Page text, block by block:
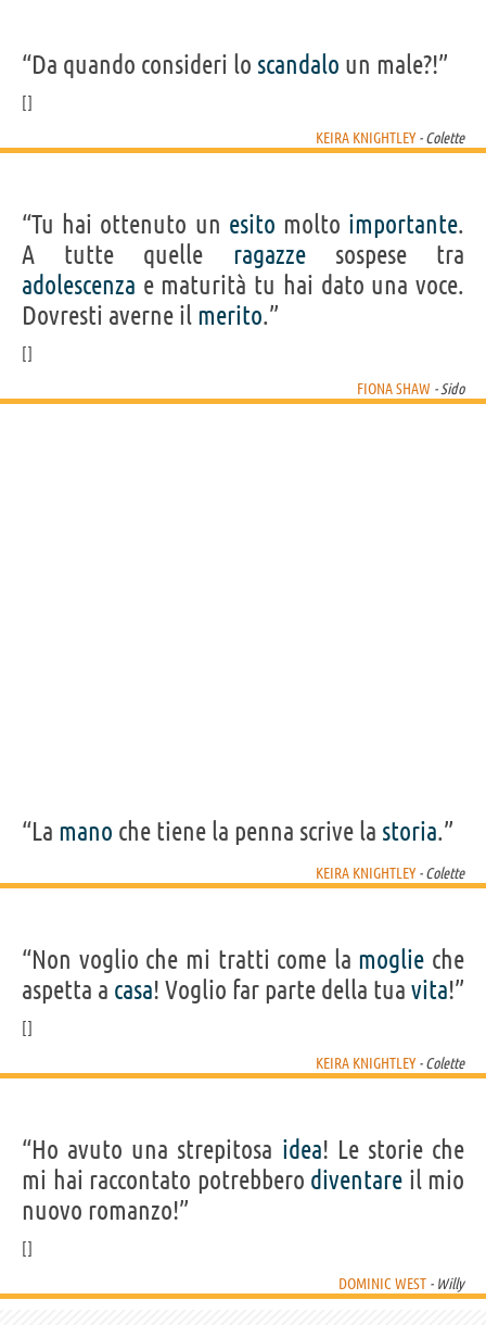
“Da quando consideri lo scandalo un male?!”
KEIRA KNIGHTLEY - Colette
“Tu hai ottenuto un esito molto importante.
A tutte quelle ragazzesospese tra
adolescenza e maturità tu hai dato una voce.
Dovresti averne il merito.”
FIONA SHAW - Sido
“La mano che tiene la penna scrive la storia.”
KEIRA KNIGHTLEY - Colette
“Non voglio che mi tratti come la moglie che
aspetta a casa! Voglio far parte della tua vita!”
KEIRA KNIGHTLEY - Colette
“Ho avuto una strepitosa idea! Le storie che
mi hai raccontato potrebbero diventare il mio
nuovo romanzo!”
DOMINIC WEST - Willy